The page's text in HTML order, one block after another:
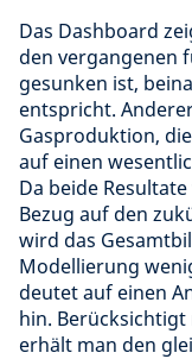
Das Dashboard
den vergangenen
gesunken ist,
entspricht.
Gasproduktion,
auf einen
Da beide
Bezug auf den
wird das
Modellierung
deutet auf einen
hin.
erhält man den